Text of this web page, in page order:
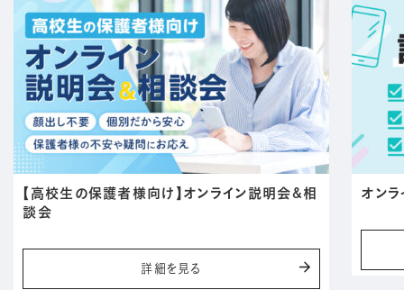
【高校生の保護者様向け】オンライン説明会&相
談会
詳細を見る
オン